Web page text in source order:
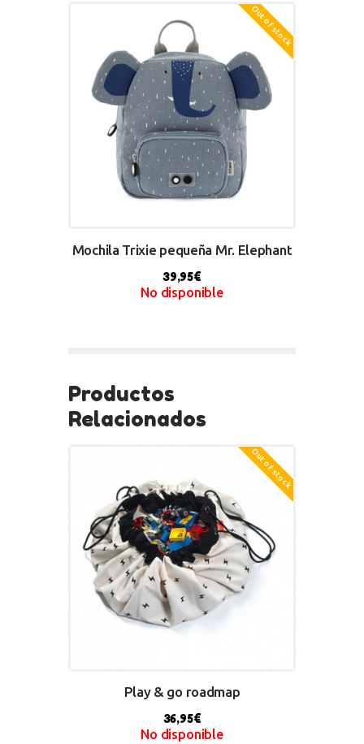
Out of stock
Mochila Trixie pequeña Mr. Elephant
39,95€
No disponible
Productos
Relacionados
Out of stock
Play & go roadmap
36,95€
No disponible